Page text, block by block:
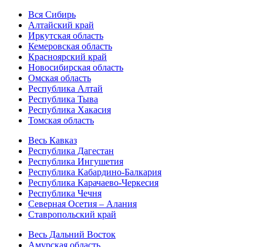
Вся Сибирь
Алтайский край
Иркутская область
Кемеровская область
Красноярский край
Новосибирская область
Омская область
Республика Алтай
Республика Тыва
Республика Хакасия
Томская область
Весь Кавказ
Республика Дагестан
Республика Ингушетия
Республика Кабардино-Балкария
Республика Карачаево-Черкесия
Республика Чечня
Северная Осетия – Алания
Ставропольский край
Весь Дальний Восток
Амурская область